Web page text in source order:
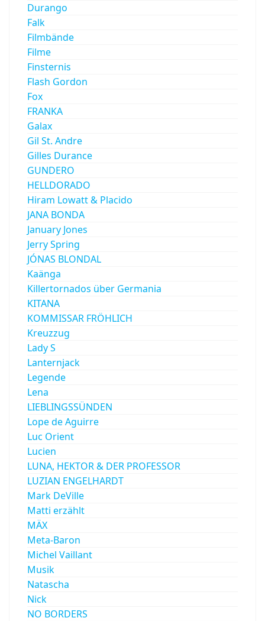
Durango
Falk
Filmbände
Filme
Finsternis
Flash Gordon
Fox
FRANKA
Galax
Gil St. Andre
Gilles Durance
GUNDERO
HELLDORADO
Hiram Lowatt & Placido
JANA BONDA
January Jones
Jerry Spring
JÓNAS BLONDAL
Kaänga
Killertornados über Germania
KITANA
KOMMISSAR FRÖHLICH
Kreuzzug
Lady S
Lanternjack
Legende
Lena
LIEBLINGSSÜNDEN
Lope de Aguirre
Luc Orient
Lucien
LUNA, HEKTOR & DER PROFESSOR
LUZIAN ENGELHARDT
Mark DeVille
Matti erzählt
MÄX
Meta-Baron
Michel Vaillant
Musik
Natascha
Nick
NO BORDERS